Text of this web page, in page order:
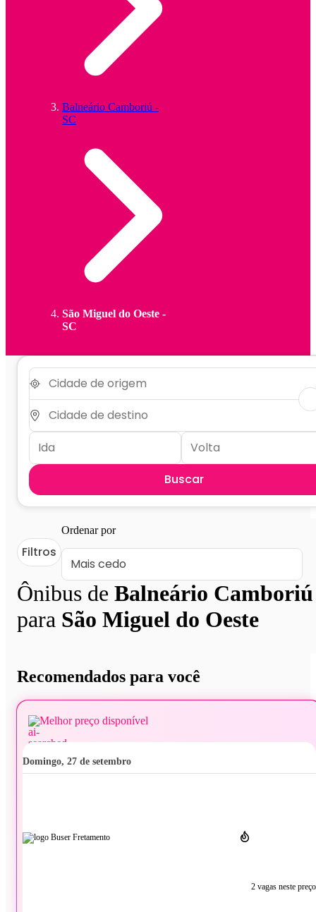
Balneário Camboriú -
SC
São Miguel do Oeste -
SC
Buscar
Ônibus de Balneário Camboriú
para São Miguel do Oeste
Filtros
Ordenar por
Recomendados para você
Melhor preço disponível
domingo, 27 de setembro
2 vagas neste preço